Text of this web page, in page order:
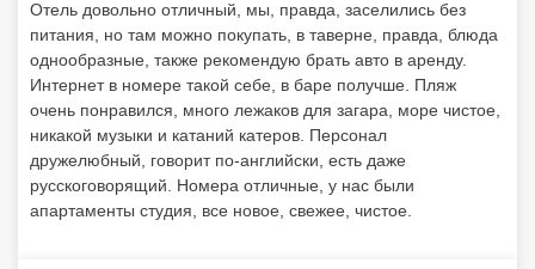
7.3
Ирина Б.
12.08.2019
Value for money